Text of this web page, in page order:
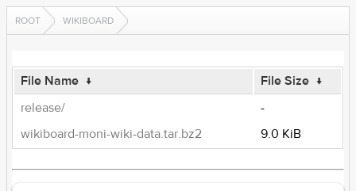
ROOT WIKIBOARD
File Name ↓ File Size ↓
release/
-
wikiboard-moni-wiki-data.tar.bz2
9.0 KiB